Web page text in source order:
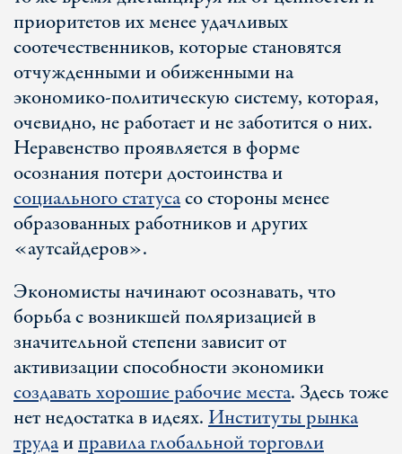
приоритетов их менее удачливых
соотечественников, которые становятся
отчужденными и обиженными на
экономико-политическую систему, которая,
очевидно, не работает и не заботится о них.
Неравенство проявляется в форме
осознания потери достоинства и
социального статусасо стороны менее
образованных работников и других
«аутсайдеров».
Экономисты начинают осознавать, что
борьба с возникшей поляризацией в
значительной степени зависит от
активизации способности экономики
создавать хорошие рабочие места. Здесь тоже
нет недостатка в идеях.Институты рынка
трудаиправила глобальной торговли